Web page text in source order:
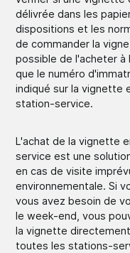
délivrée dans les
dispositions et les
de commander la
possible de l'acheter
que le numéro
indiqué sur la vignette
station-service.
L'achat de la vignette
service est une
en cas de visite
environnementale. Si
vous avez besoin de
le week-end, vous
la vignette
toutes les stations-